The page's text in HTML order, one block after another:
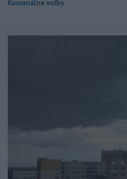
Komunálne voľby